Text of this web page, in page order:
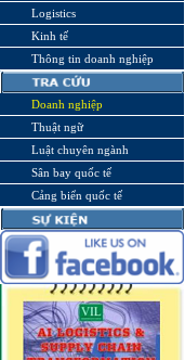
Logistics
Kinh tế
Thông tin doanh nghiệp
Doanh nghiệp
Thuật ngữ
Luật chuyên ngành
Sân bay quốc tế
Cảng biển quốc tế